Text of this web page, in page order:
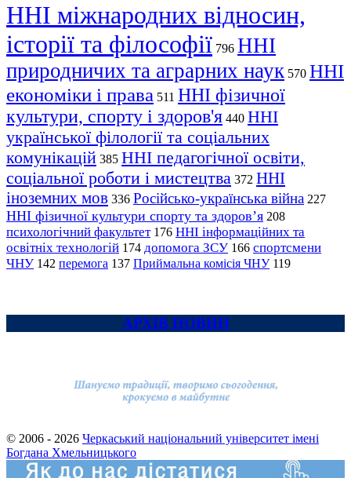
ННІ міжнародних відносин,
історії та філософії 796 ННІ
природничих та аграрних наук 570 ННІ
економіки і права 511 ННІ фізичної
культури, спорту і здоров'я 440 ННІ
української філології та соціальних
комунікацій 385 ННІ педагогічної освіти,
соціальної роботи і мистецтва 372 ННІ
іноземних мов 336 Російсько-українська війна 227
ННІ фізичної культури спорту та здоров’я 208
психологічний факультет 176 ННІ інформаційних та
освітніх технологій 174 допомога ЗСУ 166 спортсмени
ЧНУ 142 перемога 137 Приймальна комісія ЧНУ 119
АРХІВ НОВИН
© 2006 - 2026 Черкаський національний університет імені
Богдана Хмельницького